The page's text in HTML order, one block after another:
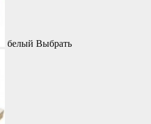
белый Выбрать